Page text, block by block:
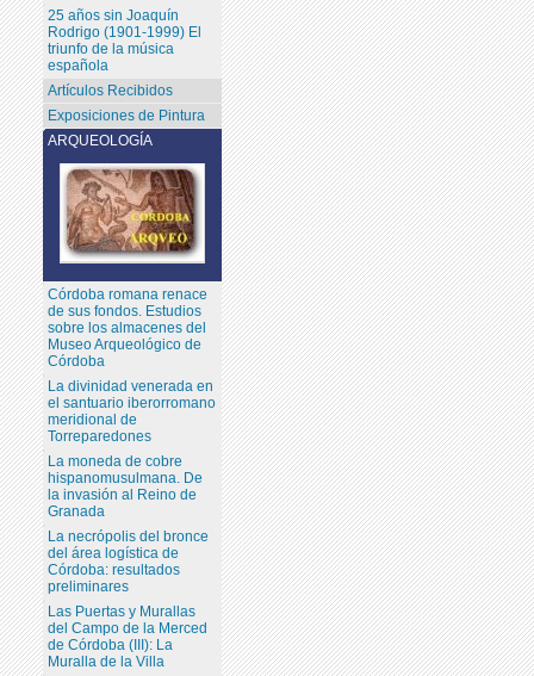
ARQUEOLOGÍA
Córdoba romana renace
de sus fondos. Estudios
sobre los almacenes del
Museo Arqueológico de
Córdoba
La divinidad venerada en
el santuario iberorromano
meridional de
Torreparedones
La moneda de cobre
hispanomusulmana. De
la invasión al Reino de
Granada
La necrópolis del bronce
del área logística de
Córdoba: resultados
preliminares
Las Puertas y Murallas
del Campo de la Merced
de Córdoba (III): La
Muralla de la Villa
25 años sin Joaquín
Rodrigo (1901-1999) El
triunfo de la música
española
Artículos Recibidos
Exposiciones de Pintura